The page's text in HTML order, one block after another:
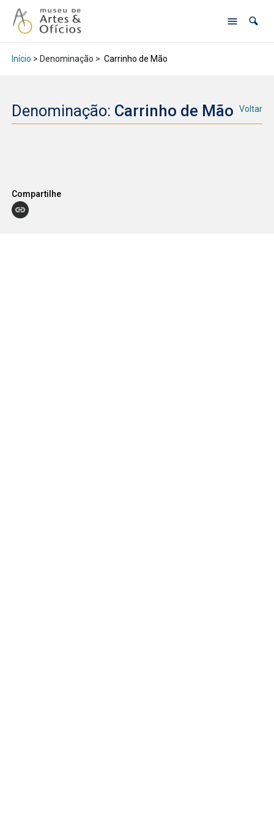
Início > Denominação > Carrinho de Mão
Denominação: Carrinho de Mão Voltar
Compartilhe